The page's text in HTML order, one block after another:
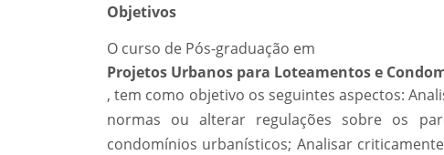
Objetivos
O curso de Pós-graduação em
Projetos Urbanos para Loteamentos e
, tem como objetivo os seguintes aspectos:
normas ou alterar regulações sobre os
condomínios urbanísticos; Analisar